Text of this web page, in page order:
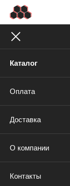
Каталог
Оплата
Доставка
О компании
Контакты